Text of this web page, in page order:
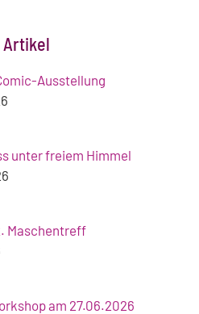
Artikel
Ausstellung
unter freiem Himmel
Maschentreff
am 27.06.2026